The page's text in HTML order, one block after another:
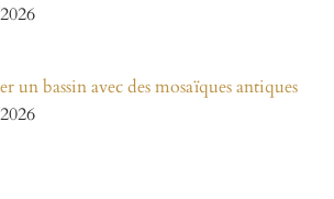
un bassin avec des mosaïques antiques